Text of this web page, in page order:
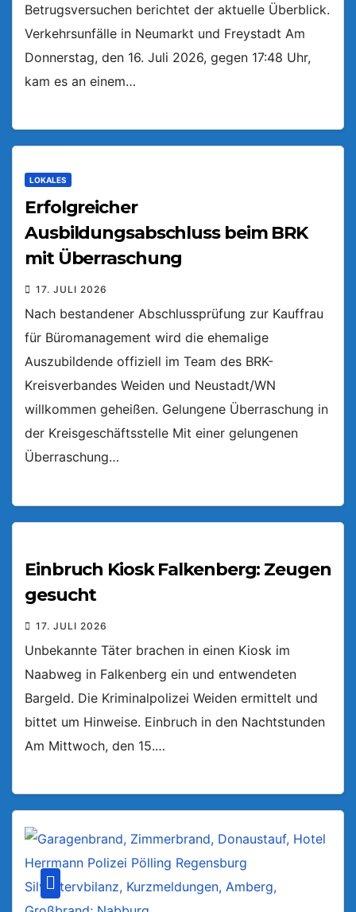
Betrugsversuchen berichtet der aktuelle Überblick.
Verkehrsunfälle in Neumarkt und Freystadt Am
Donnerstag, den 16. Juli 2026, gegen 17:48 Uhr,
kam es an einem…
LOKALES
Erfolgreicher
Ausbildungsabschluss beim BRK
mit Überraschung
17. JULI 2026
Nach bestandener Abschlussprüfung zur Kauffrau
für Büromanagement wird die ehemalige
Auszubildende offiziell im Team des BRK-
Kreisverbandes Weiden und Neustadt/WN
willkommen geheißen. Gelungene Überraschung in
der Kreisgeschäftsstelle Mit einer gelungenen
Überraschung…
Einbruch Kiosk Falkenberg: Zeugen
gesucht
17. JULI 2026
Unbekannte Täter brachen in einen Kiosk im
Naabweg in Falkenberg ein und entwendeten
Bargeld. Die Kriminalpolizei Weiden ermittelt und
bittet um Hinweise. Einbruch in den Nachtstunden
Am Mittwoch, den 15.…